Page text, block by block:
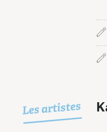
Les artistes